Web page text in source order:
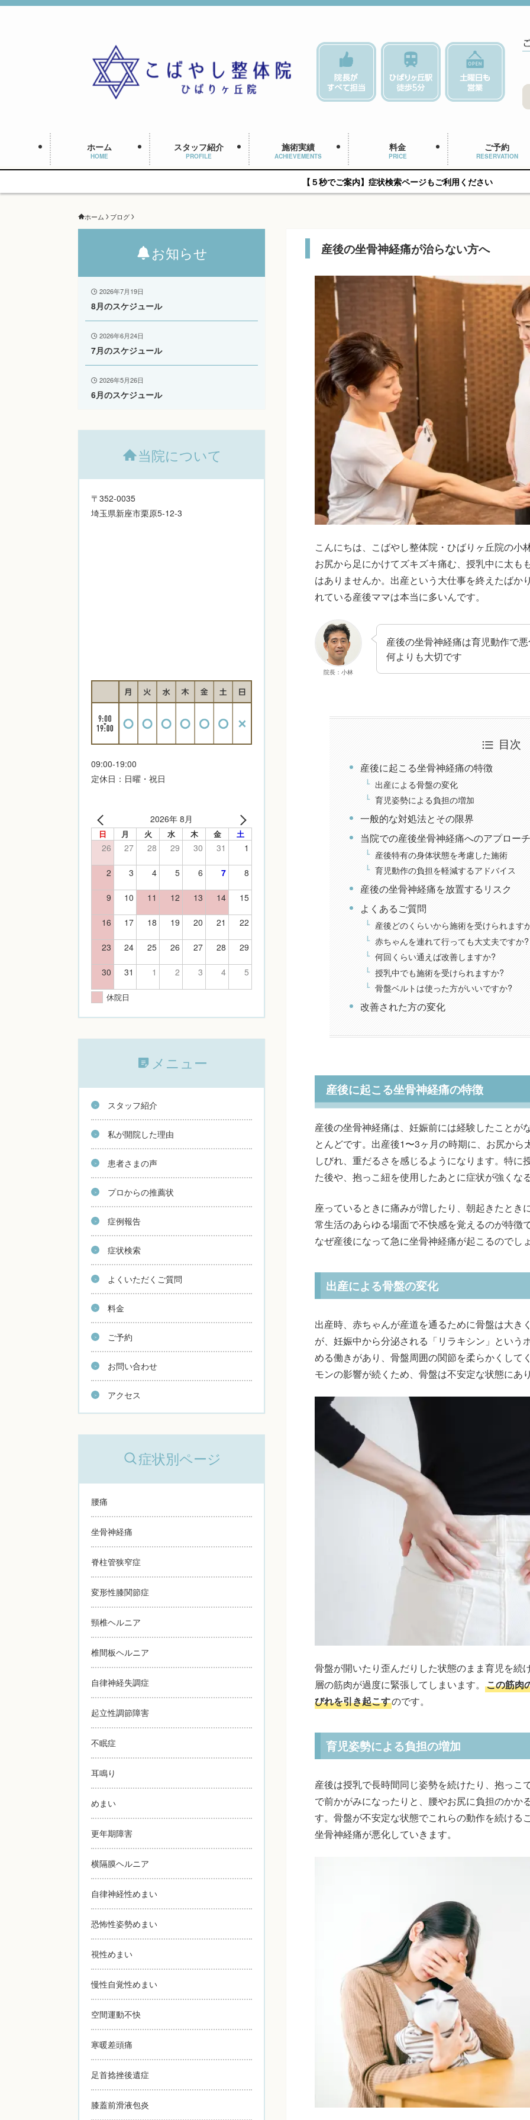
ホーム
HOME
スタッフ紹介
PROFILE
施術実績
ACHIEVEMENTS
料金
PRICE
ご予約
RESERVATION
【５秒でご案内】症状検索ページもご利用ください
ホーム ブログ
産後の坐骨神経痛が治らない方へ
こんにちは、こばやし整体院・ひばりヶ丘院の小
お尻から足にかけてズキズキ痛む、授乳中に太も
はありませんか。出産という大仕事を終えたばか
れている産後ママは本当に多いんです。
院長：小林
産後の坐骨神経痛は育児動作で
何よりも大切です
目次
産後に起こる坐骨神経痛の特徴
出産による骨盤の変化
育児姿勢による負担の増加
一般的な対処法とその限界
当院での産後坐骨神経痛へのアプロー
産後特有の身体状態を考慮した施術
育児動作の負担を軽減するアドバイス
産後の坐骨神経痛を放置するリスク
よくあるご質問
産後どのくらいから施術を受けられます
赤ちゃんを連れて行っても大丈夫ですか?
何回くらい通えば改善しますか?
授乳中でも施術を受けられますか?
骨盤ベルトは使った方がいいですか?
改善された方の変化
産後に起こる坐骨神経痛の特徴
産後の坐骨神経痛は、妊娠前には経験したことが
とんどです。出産後1〜3ヶ月の時期に、お尻か
しびれ、重だるさを感じるようになります。特に
た後や、抱っこ紐を使用したあとに症状が強くな
座っているときに痛みが増したり、朝起きたとき
常生活のあらゆる場面で不快感を覚えるのが特徴
なぜ産後になって急に坐骨神経痛が起こるのでし
出産による骨盤の変化
出産時、赤ちゃんが産道を通るために骨盤は大き
が、妊娠中から分泌される「リラキシン」という
める働きがあり、骨盤周囲の関節を柔らかくして
モンの影響が続くため、骨盤は不安定な状態にあ
骨盤が開いたり歪んだりした状態のまま育児を続
層の筋肉が過度に緊張してしまいます。 この筋肉
びれを引き起こすのです。
育児姿勢による負担の増加
産後は授乳で長時間同じ姿勢を続けたり、抱っこ
で前かがみになったりと、腰やお尻に負担のかか
す。骨盤が不安定な状態でこれらの動作を続ける
坐骨神経痛が悪化していきます。
お知らせ
2026年7月19日
8月のスケジュール
2026年6月24日
7月のスケジュール
2026年5月26日
6月のスケジュール
当院について
〒352-0035
埼玉県新座市栗原5-12-3
09:00-19:00
定休日：日曜・祝日
2026年 8月
日 月 火 水 木 金 土
26 27 28 29 30 31 1
2 3 4 5 6 7 8
9 10 11 12 13 14 15
16 17 18 19 20 21 22
23 24 25 26 27 28 29
30 31 1 2 3 4 5
休院日
メニュー
スタッフ紹介
私が開院した理由
患者さまの声
プロからの推薦状
症例報告
症状検索
よくいただくご質問
料金
ご予約
お問い合わせ
アクセス
症状別ページ
腰痛
坐骨神経痛
脊柱管狭窄症
変形性膝関節症
頸椎ヘルニア
椎間板ヘルニア
自律神経失調症
起立性調節障害
不眠症
耳鳴り
めまい
更年期障害
横隔膜ヘルニア
自律神経性めまい
恐怖性姿勢めまい
視性めまい
慢性自覚性めまい
空間運動不快
寒暖差頭痛
足首捻挫後遺症
膝蓋前滑液包炎